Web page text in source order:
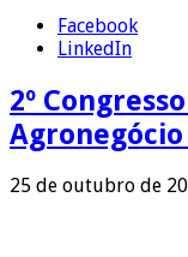
Facebook
LinkedIn
2º
Agronegócio
25 de outubro de